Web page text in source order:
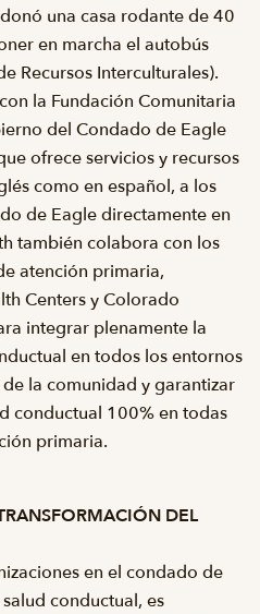
una casa rodante de 40
en marcha el autobús
Recursos Interculturales).
la Fundación Comunitaria
del Condado de Eagle
ofrece servicios y recursos
como en español, a los
de Eagle directamente en
también colabora con los
atención primaria,
Centers y Colorado
integrar plenamente la
en todos los entornos
la comunidad y garantizar
conductual 100% en todas
primaria.
DEL
en el condado de
conductual, es